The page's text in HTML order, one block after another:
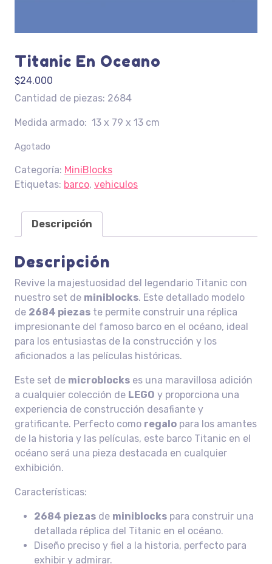
Titanic En Oceano
$24.000
Cantidad de piezas: 2684
Medida armado: 13 x 79 x 13 cm
Agotado
Categoría: MiniBlocks
Etiquetas: barco, vehiculos
Descripción
Descripción
Revive la majestuosidad del legendario Titanic con
nuestro set de miniblocks. Este detallado modelo
de 2684 piezas te permite construir una réplica
impresionante del famoso barco en el océano, ideal
para los entusiastas de la construcción y los
aficionados a las películas históricas.
Este set de microblocks es una maravillosa adición
a cualquier colección de LEGO y proporciona una
experiencia de construcción desafiante y
gratificante. Perfecto como regalo para los amantes
de la historia y las películas, este barco Titanic en el
océano será una pieza destacada en cualquier
exhibición.
Características:
2684 piezas de miniblocks para construir una
detallada réplica del Titanic en el océano.
Diseño preciso y fiel a la historia, perfecto para
exhibir y admirar.